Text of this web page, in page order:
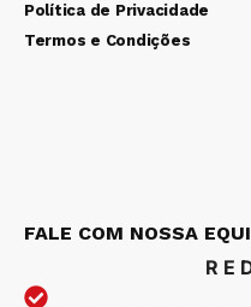
Política de Privacidade
Termos e Condições
FALE COM NOSSA